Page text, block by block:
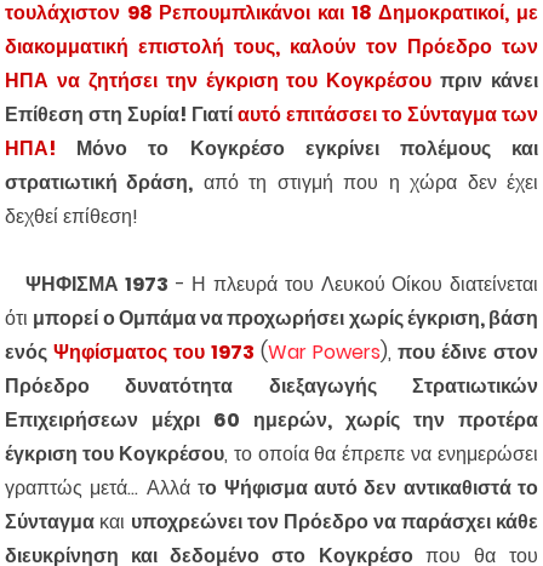
τουλάχιστον 98 Ρεπουμπλικάνοι και 18 Δημοκρατικοί, με
διακομματική επιστολή τους, καλούν τον Πρόεδρο των
ΗΠΑ να ζητήσει την έγκριση του Κογκρέσουπριν κάνει
Επίθεση στη Συρία! Γιατίαυτό επιτάσσει το Σύνταγμα των
ΗΠΑ! Μόνο το Κογκρέσο εγκρίνει πολέμους και
στρατιωτική δράση, από τη στιγμή που η χώρα δεν έχει
δεχθεί επίθεση!
ΨΗΦΙΣΜΑ 1973 - Η πλευρά του Λευκού Οίκου διατείνεται
ότι μπορεί ο Ομπάμα να προχωρήσει χωρίς έγκριση, βάση
ενός Ψηφίσματος του 1973 (War Powers), που έδινε στον
Πρόεδρο δυνατότητα διεξαγωγής Στρατιωτικών
Επιχειρήσεων μέχρι 60 ημερών, χωρίς την προτέρα
έγκριση του Κογκρέσου, το οποία θα έπρεπε να ενημερώσει
γραπτώς μετά... Αλλά το Ψήφισμα αυτό δεν αντικαθιστά το
Σύνταγμα και υποχρεώνει τον Πρόεδρο να παράσχει κάθε
διευκρίνηση και δεδομένο στο Κογκρέσο που θα του